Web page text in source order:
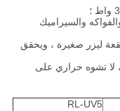
والسيراميك
نانومتر ، يولد بقعة ليزر صغيرة ، ويحقق
، لا تشوه حراري على
RL-UV5